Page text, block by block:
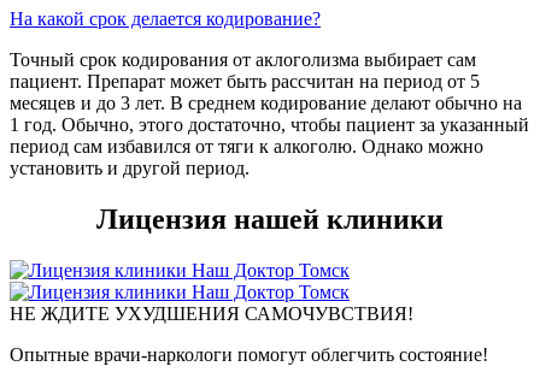
На какой срок делается кодирование?
Точный срок кодирования от аклоголизма выбирает сам
пациент. Препарат может быть рассчитан на период от 5
месяцев и до 3 лет. В среднем кодирование делают обычно на
1 год. Обычно, этого достаточно, чтобы пациент за указанный
период сам избавился от тяги к алкоголю. Однако можно
установить и другой период.
Лицензия нашей клиники
НЕ ЖДИТЕ УХУДШЕНИЯ САМОЧУВСТВИЯ!
Опытные врачи-наркологи помогут облегчить состояние!